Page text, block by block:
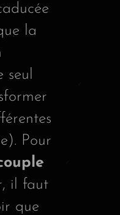
la
Pour
il faut
que